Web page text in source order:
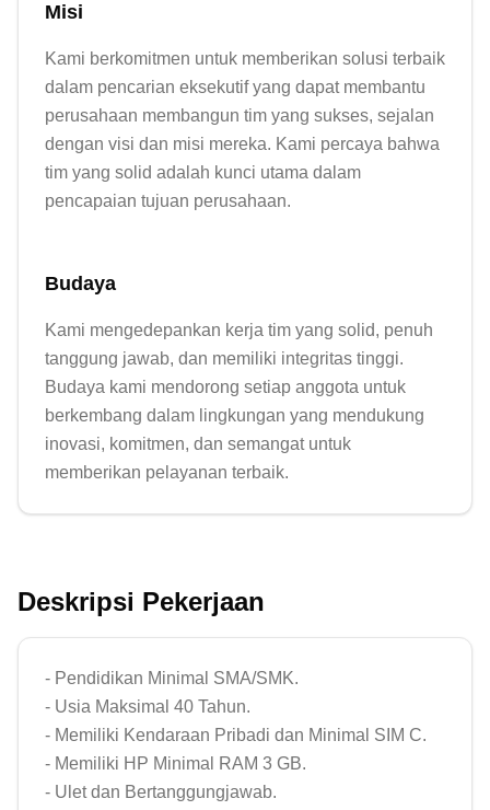
Misi
Kami berkomitmen untuk memberikan solusi terbaik
dalam pencarian eksekutif yang dapat membantu
perusahaan membangun tim yang sukses, sejalan
dengan visi dan misi mereka. Kami percaya bahwa
tim yang solid adalah kunci utama dalam
Budaya
Kami mengedepankan kerja tim yang solid, penuh
tanggung jawab, dan memiliki integritas tinggi.
Budaya kami mendorong setiap anggota untuk
berkembang dalam lingkungan yang mendukung
inovasi, komitmen, dan semangat untuk
Deskripsi Pekerjaan
- Pendidikan Minimal SMA/SMK.
- Usia Maksimal 40 Tahun.
- Memiliki Kendaraan Pribadi dan Minimal SIM C.
- Memiliki HP Minimal RAM 3 GB.
- Ulet dan Bertanggungjawab.